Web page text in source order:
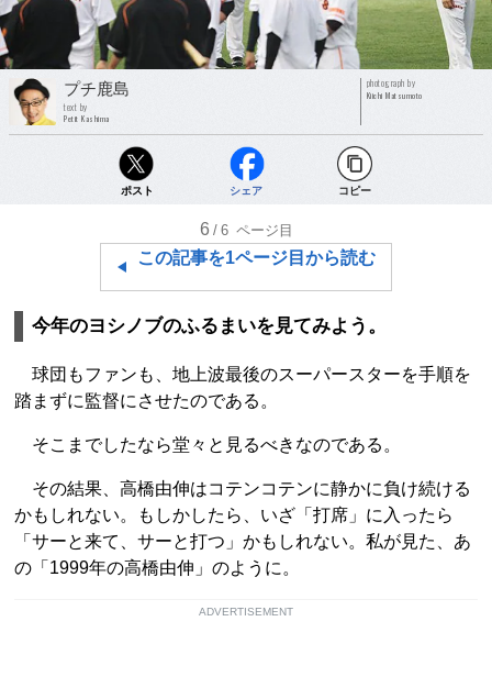
プチ鹿島
text by
Petit Kashima
photograph by
Kiichi Matsumoto
ポスト シェア コピー
6 /6 ページ目
この記事を1ページ目から読む
今年のヨシノブのふるまいを見てみよう。
球団もファンも、地上波最後のスーパースターを手順を
踏まずに監督にさせたのである。
そこまでしたなら堂々と見るべきなのである。
その結果、高橋由伸はコテンコテンに静かに負け続ける
かもしれない。もしかしたら、いざ「打席」に入ったら
「サーと来て、サーと打つ」かもしれない。私が見た、あ
の「1999年の高橋由伸」のように。
ADVERTISEMENT